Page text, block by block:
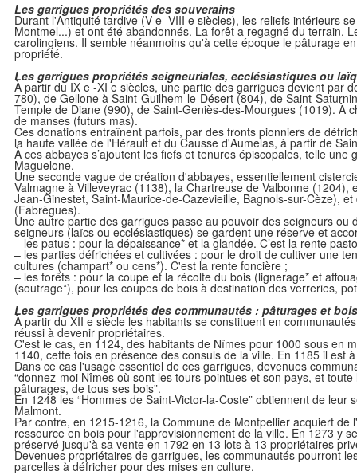
Les garrigues propriétés des souverains
Durant l'Antiquité tardive (V e -VIII e siècles), les reliefs intérieurs
Montmel...) et ont été abandonnés. La forêt a regagné du terrain.
carolingiens. Il semble néanmoins qu'à cette époque le pâturage
propriété.
Les garrigues propriétés seigneuriales, ecclésiastiques ou
À partir du IX e -XI e siècles, une partie des garrigues devient par
780), de Gellone à Saint-Guilhem-le-Désert (804), de Saint-
Temple de Diane (990), de Saint-Geniès-des-Mourgues (1019). À
de manses (futurs mas).
Ces donations entraînent parfois, par des fronts pionniers de
la haute vallée de l'Hérault et du Causse d'Aumelas, à partir de
À ces abbayes s’ajoutent les fiefs et tenures épiscopales, telle
Maguelone.
Une seconde vague de création d'abbayes, essentiellement
Valmagne à Villeveyrac (1138), la Chartreuse de Valbonne
Jean-Ginestet, Saint-Maurice-de-Cazevieille, Bagnols-sur-Cèze),
(Fabrègues).
Une autre partie des garrigues passe au pouvoir des seigneurs
seigneurs (laïcs ou ecclésiastiques) se gardent une réserve et
– les patus : pour la dépaissance* et la glandée. C’est la rente
– les parties défrichées et cultivées : pour le droit de cultiver une
cultures (champart* ou cens*). C'est la rente foncière ;
– les forêts : pour la coupe et la récolte du bois (lignerage* et
(soutrage*), pour les coupes de bois à destination des verreries,
Les garrigues propriétés des communautés : pâturages et bois
À partir du XII e siècle les habitants se constituent en
réussi à devenir propriétaires.
C'est le cas, en 1124, des habitants de Nîmes pour 1000 sous en
1140, cette fois en présence des consuls de la ville. En 1185 il est
Dans ce cas l'usage essentiel de ces garrigues, devenues
“donnez-moi Nîmes où sont les tours pointues et son pays, et
pâturages, de tous ses bois”.
En 1248 les “Hommes de Saint-Victor-la-Coste” obtiennent de
Malmont.
Par contre, en 1215-1216, la Commune de Montpellier acquiert
ressource en bois pour l'approvisionnement de la ville. En 1273 y
préservé jusqu'à sa vente en 1792 en 13 lots à 13 propriétaires
Devenues propriétaires de garrigues, les communautés pourront
parcelles à défricher pour des mises en culture.